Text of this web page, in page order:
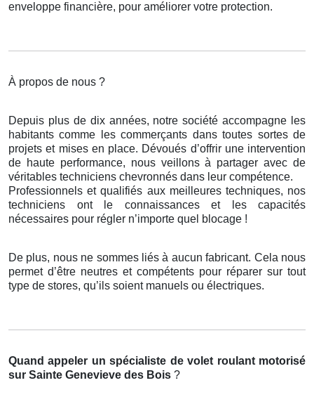
enveloppe financière, pour améliorer votre protection.
À propos de nous ?
Depuis plus de dix années, notre société accompagne les
habitants comme les commerçants dans toutes sortes de
projets et mises en place. Dévoués d’offrir une intervention
de haute performance, nous veillons à partager avec de
véritables techniciens chevronnés dans leur compétence.
Professionnels et qualifiés aux meilleures techniques, nos
techniciens ont le connaissances et les capacités
nécessaires pour régler n’importe quel blocage !
De plus, nous ne sommes liés à aucun fabricant. Cela nous
permet d’être neutres et compétents pour réparer sur tout
type de stores, qu’ils soient manuels ou électriques.
Quand appeler un spécialiste de volet roulant motorisé
sur Sainte Genevieve des Bois ?